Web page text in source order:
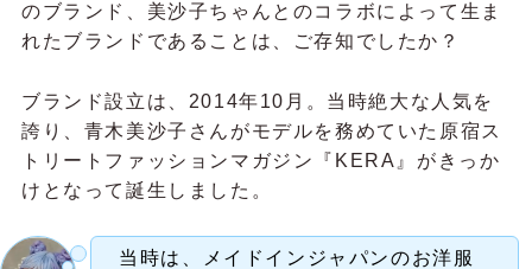
のブランド、美沙子ちゃんとのコラボによって生ま
れたブランドであることは、ご存知でしたか？
ブランド設立は、2014年10月。当時絶大な人気を
誇り、青木美沙子さんがモデルを務めていた原宿ス
トリートファッションマガジン『KERA』がきっか
けとなって誕生しました。
当時は、メイドインジャパンのお洋服